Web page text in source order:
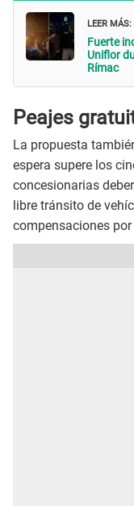
LEER MÁS:
Fuerte
Uniflor
Rímac
Peajes
La propuesta
espera supere los
concesionarias
libre tránsito de
compensaciones